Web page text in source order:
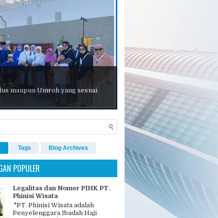
maupun Umroh yang sesuai
Tags Blog Archives
POPULER
Legalitas dan Nomer PIHK PT.
Phinisi Wisata
"PT. Phinisi Wisata adalah
Penyelenggara Ibadah Haji